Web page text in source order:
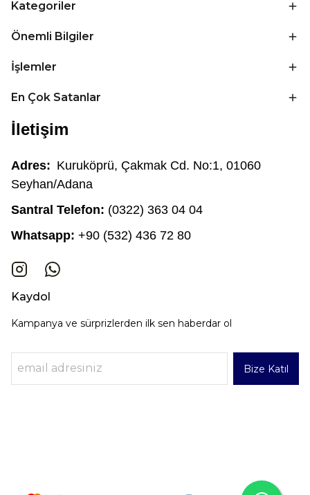
Kategoriler
Önemli Bilgiler
İşlemler
En Çok Satanlar
İletişim
Adres: Kuruköprü, Çakmak Cd. No:1, 01060
Seyhan/Adana
Santral Telefon: (0322) 363 04 04
Whatsapp: +90 (532) 436 72 80
Kaydol
Kampanya ve sürprizlerden ilk sen haberdar ol
Bize Katıl